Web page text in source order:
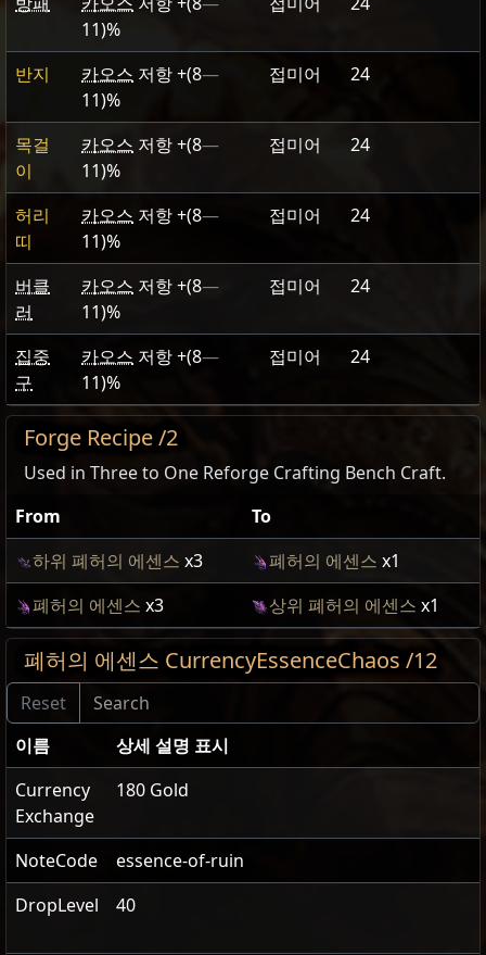
11)%
반지 카오스 저항+(8—
11)%
접미어 24
목걸
이
카오스 저항+(8—
11)%
접미어 24
허리
띠
카오스 저항+(8—
11)%
접미어 24
버클
러
카오스 저항+(8—
11)%
접미어 24
집중
구
카오스 저항+(8—
11)%
접미어 24
Forge Recipe /2
Used in Three to One Reforge Crafting Bench Craft.
From
To
하위 폐허의 에센스 x3 폐허의 에센스 x1
폐허의 에센스 x3 상위 폐허의 에센스 x1
폐허의 에센스 CurrencyEssenceChaos /12
이름
상세 설명 표시
Currency
Exchange
180 Gold
NoteCode
essence-of-ruin
DropLevel
40